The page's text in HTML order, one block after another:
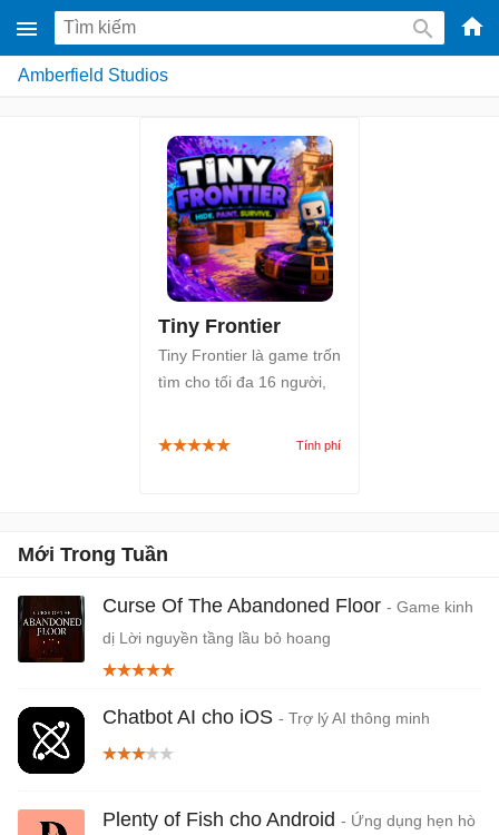
-
Amberfield Studios
Tiny Frontier
Tiny Frontier là game trốn
tìm cho tối đa 16 người,
đồ vật, tự sơn ngụy trang
Mới Trong Tuần
Curse Of The Abandoned Floor - Game kinh
dị Lời nguyền tầng lầu bỏ hoang
Chatbot AI cho iOS - Trợ lý AI thông minh
Plenty of Fish cho Android - Ứng dụng hẹn hò